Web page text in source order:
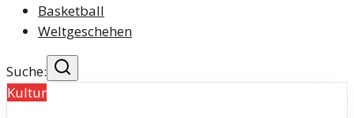
Basketball
Weltgeschehen
Suche:
Kultur